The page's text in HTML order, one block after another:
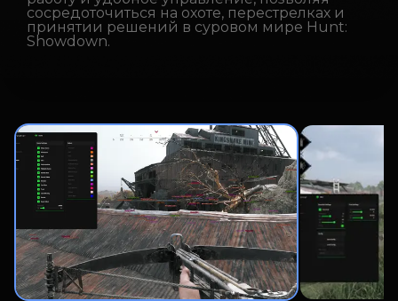
сосредоточиться на охоте, перестрелках и
принятии решений в суровом мире Hunt:
Showdown.